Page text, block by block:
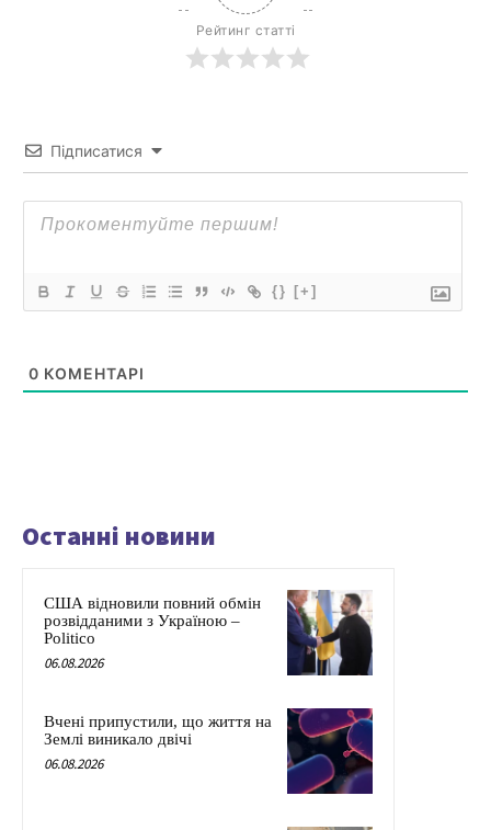
Рейтинг статті
Підписатися
{} [+]
0 КОМЕНТАРІ
Останні новини
США відновили повний обмін
розвідданими з Україною –
Politico
06.08.2026
Вчені припустили, що життя на
Землі виникало двічі
06.08.2026